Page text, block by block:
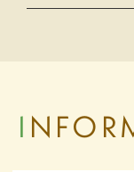
のほどよろ